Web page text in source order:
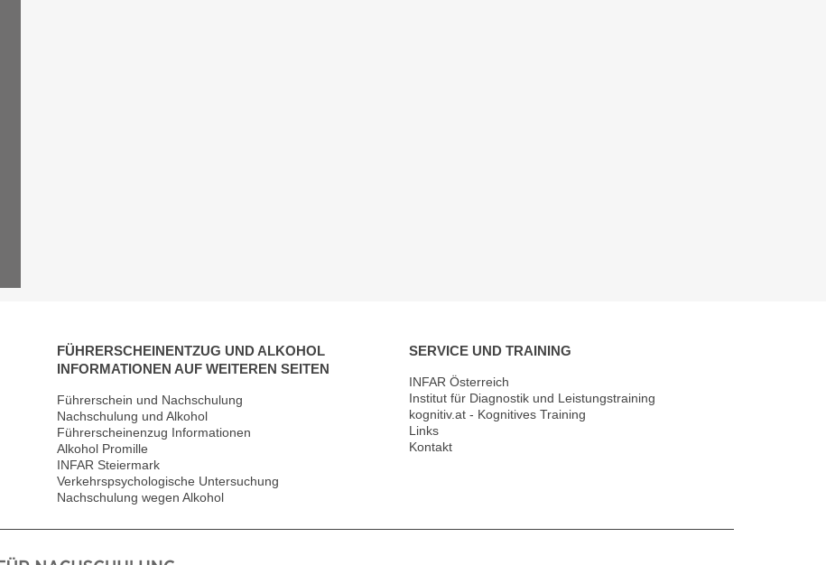
FÜHRERSCHEINENTZUG UND ALKOHOL
INFORMATIONEN AUF WEITEREN SEITEN
Führerschein und Nachschulung
Nachschulung und Alkohol
Führerscheinenzug Informationen
Alkohol Promille
INFAR Steiermark
Verkehrspsychologische Untersuchung
Nachschulung wegen Alkohol
SERVICE UND TRAINING
INFAR Österreich
Institut für Diagnostik und Leistungstraining
kognitiv.at - Kognitives Training
Links
Kontakt